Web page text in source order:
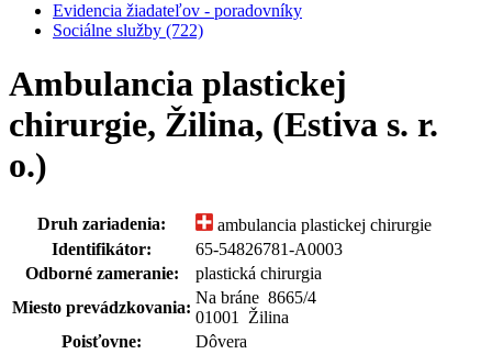
Evidencia žiadateľov - poradovníky
Sociálne služby (722)
Ambulancia plastickej
chirurgie, Žilina, (Estiva s. r.
o.)
Druh zariadenia:
ambulancia plastickej chirurgie
Identifikátor:
65-54826781-A0003
Odborné zameranie:
plastická chirurgia
Miesto prevádzkovania:
Na bráne 8665/4
01001 Žilina
Poisťovne:
Dôvera